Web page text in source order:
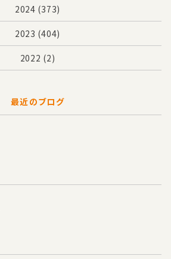
2024 (373)
2023 (404)
2022 (2)
最近のブログ